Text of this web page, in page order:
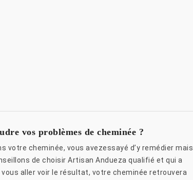
vos problèmes de cheminée ?
votre cheminée, vous avezessayé d’y remédier mais
de choisir Artisan Andueza qualifié et qui a
aller voir le résultat, votre cheminée retrouvera